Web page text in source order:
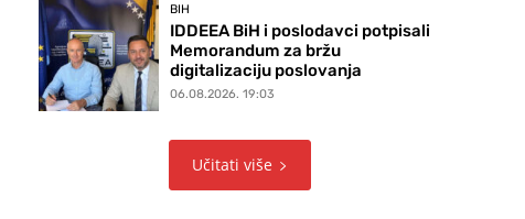
BIH
IDDEEA BiH i poslodavci potpisali
Memorandum za bržu
digitalizaciju poslovanja
06.08.2026. 19:03
Učitati više